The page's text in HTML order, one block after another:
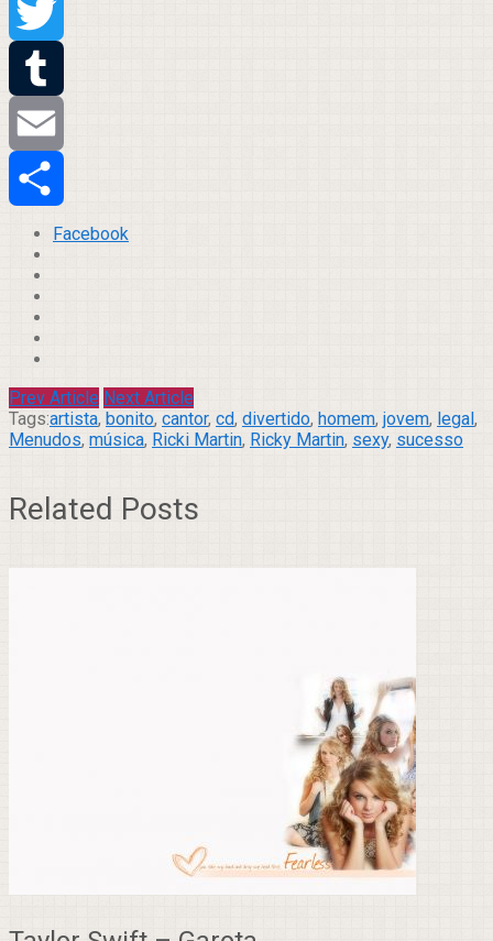
Pinterest
Twitter
Tumblr
Email
Compartilhar
Facebook
Prev Article Next Article
Tags:artista, bonito, cantor, cd, divertido, homem, jovem, legal,
Menudos, música, Ricki Martin, Ricky Martin, sexy, sucesso
Related Posts